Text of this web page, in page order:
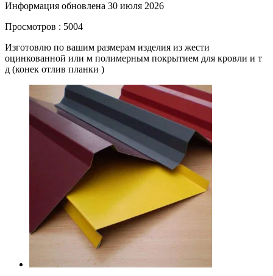
Информация обновлена 30 июля 2026
Просмотров : 5004
Изготовлю по вашим размерам изделия из жести
оцинкованной или м полимерным покрытием для кровли и т
д (конек отлив планки )